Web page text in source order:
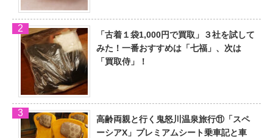
「古着１袋1,000円で買取」３社を試して
みた！一番おすすめは「七福」、次は
「買取侍」！
高齢両親と行く鬼怒川温泉旅行⑪「スペ
ーシアX」プレミアムシート乗車記と車